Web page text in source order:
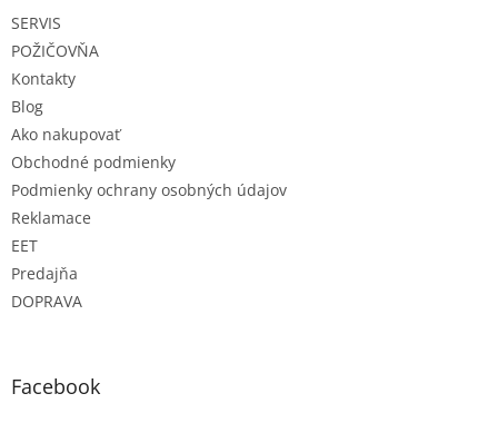
SERVIS
POŽIČOVŇA
Kontakty
Blog
Ako nakupovať
Obchodné podmienky
Podmienky ochrany osobných údajov
Reklamace
EET
Predajňa
DOPRAVA
Facebook